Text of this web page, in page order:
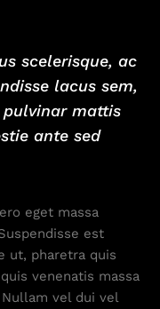
scelerisque, ac
lacus sem,
mattis
ante sed
eget massa
est
ut, pharetra quis
venenatis massa
vel dui vel